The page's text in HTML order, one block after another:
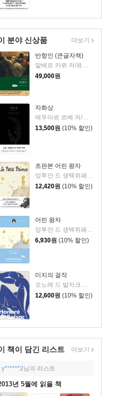
분야 신상품
반항인 (큰글자책)
알베르 카뮈 저/유기환 역
49,000원
자화상
13,500원 (10% 할인)
초판본 어린 왕자
앙투안 드 생텍쥐페리 저/김미정 역
12,420원 (10% 할인)
어린 왕자
앙투안 드 생텍쥐페리 저/김미정 역
6,930원 (10% 할인)
미지의 걸작
12,600원 (10% 할인)
더보기
책이 담긴 리스트 더보기
y******2님의 리스트
년 5월에 읽을 책